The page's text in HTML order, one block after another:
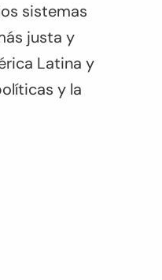
sistemas
justa y
Latina y
y la